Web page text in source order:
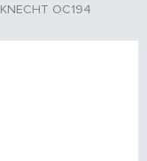
KNECHT OC194